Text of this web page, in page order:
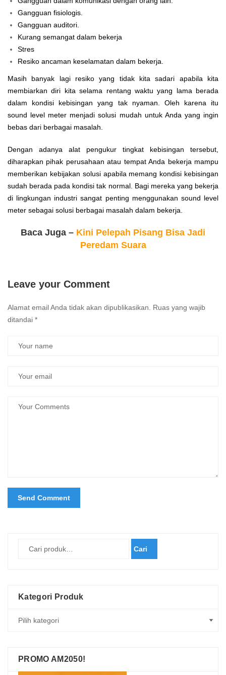
Gangguan fisiologis.
Gangguan auditori.
Kurang semangat dalam bekerja
Stres
Resiko ancaman keselamatan dalam bekerja.
Masih banyak lagi resiko yang tidak kita sadari apabila kita
membiarkan diri kita selama rentang waktu yang lama berada
dalam kondisi kebisingan yang tak nyaman. Oleh karena itu
sound level meter menjadi solusi mudah untuk Anda yang ingin
bebas dari berbagai masalah.
Dengan adanya alat pengukur tingkat kebisingan tersebut,
diharapkan pihak perusahaan atau tempat Anda bekerja mampu
memberikan kebijakan solusi apabila memang kondisi kebisingan
sudah berada pada kondisi tak normal. Bagi mereka yang bekerja
di lingkungan industri sangat penting menggunakan sound level
meter sebagai solusi berbagai masalah dalam bekerja.
Baca Juga – Kini Pelepah Pisang Bisa Jadi
Peredam Suara
Leave your Comment
Alamat email Anda tidak akan dipublikasikan.
Ruas yang wajib
ditandai *
Cari
Kategori Produk
PROMO AM2050!